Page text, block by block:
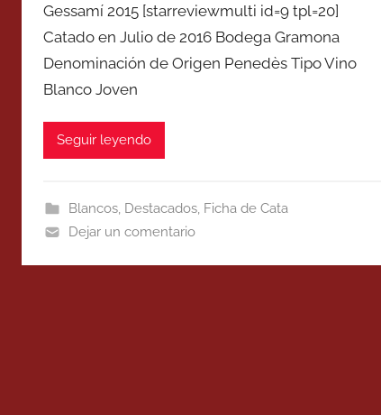
Gessamí 2015 [starreviewmulti id=9 tpl=20]
Catado en Julio de 2016 Bodega Gramona
Denominación de Origen Penedès Tipo Vino
Blanco Joven
Seguir leyendo
Blancos, Destacados, Ficha de Cata
Dejar un comentario